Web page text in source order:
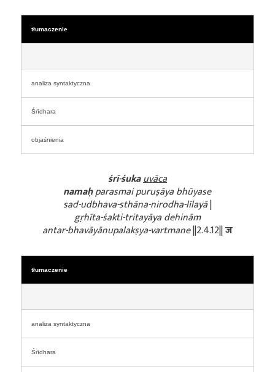
tłumaczenie
analiza syntaktyczna
Śrīdhara
objaśnienia
śrī-śukauvāca
namaḥparasmai puruṣāya bhūyase
sad-udbhava-sthāna-nirodha-līlayā|
gṛhīta-śakti-tritayāya dehinām
antar-bhavāyānupalakṣya-vartmane||2.4.12||ज
tłumaczenie
analiza syntaktyczna
Śrīdhara